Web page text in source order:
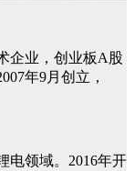
企业，创业板A股
年9月创立，
电领域。2016年开